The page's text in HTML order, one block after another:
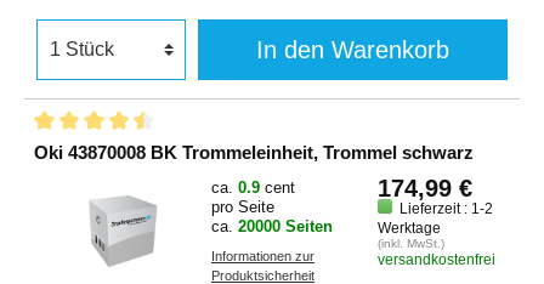
In den Warenkorb
Oki 43870008 BK Trommeleinheit, Trommel schwarz
ca. 0.9 cent
pro Seite
ca. 20000 Seiten
Informationen zur
Produktsicherheit
174,99 €
Lieferzeit : 1-2
Werktage
(inkl. MwSt.)
versandkostenfrei